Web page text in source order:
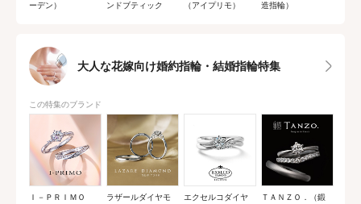
ーデン）
ンドブティック
（アイプリモ）
造指輪）
大人な花嫁向け婚約指輪・結婚指輪特集
この特集のブランド
Ｉ－ＰＲＩＭＯ
ラザールダイヤモ
エクセルコダイヤ
ＴＡＮＺＯ．（鍛